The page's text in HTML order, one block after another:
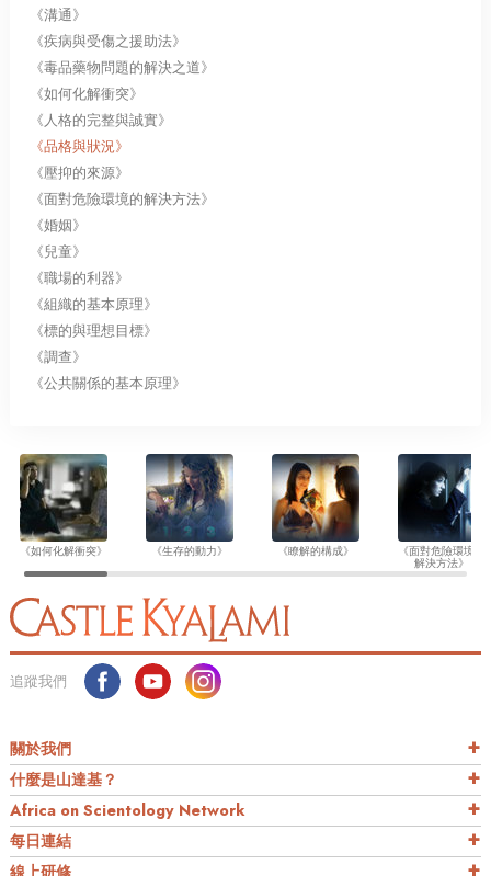
《溝通》
《疾病與受傷之援助法》
《毒品藥物問題的解決之道》
《如何化解衝突》
《人格的完整與誠實》
《品格與狀況》
《壓抑的來源》
《面對危險環境的解決方法》
《婚姻》
《兒童》
《職場的利器》
《組織的基本原理》
《標的與理想目標》
《調查》
《公共關係的基本原理》
《如何化解衝突》 《生存的動力》 《瞭解的構成》
《面對危險環境的
解決方法》
追蹤我們
關於我們
什麼是山達基？
Africa on Scientology Network
每日連結